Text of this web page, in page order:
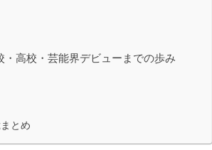
高校・芸能界デビューまでの歩み
とめ